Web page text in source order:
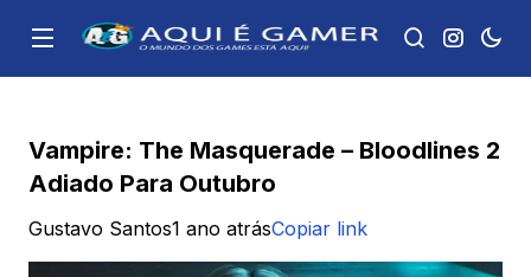
Vampire: The Masquerade – Bloodlines 2
Adiado Para Outubro
Gustavo Santos1 ano atrásCopiar link